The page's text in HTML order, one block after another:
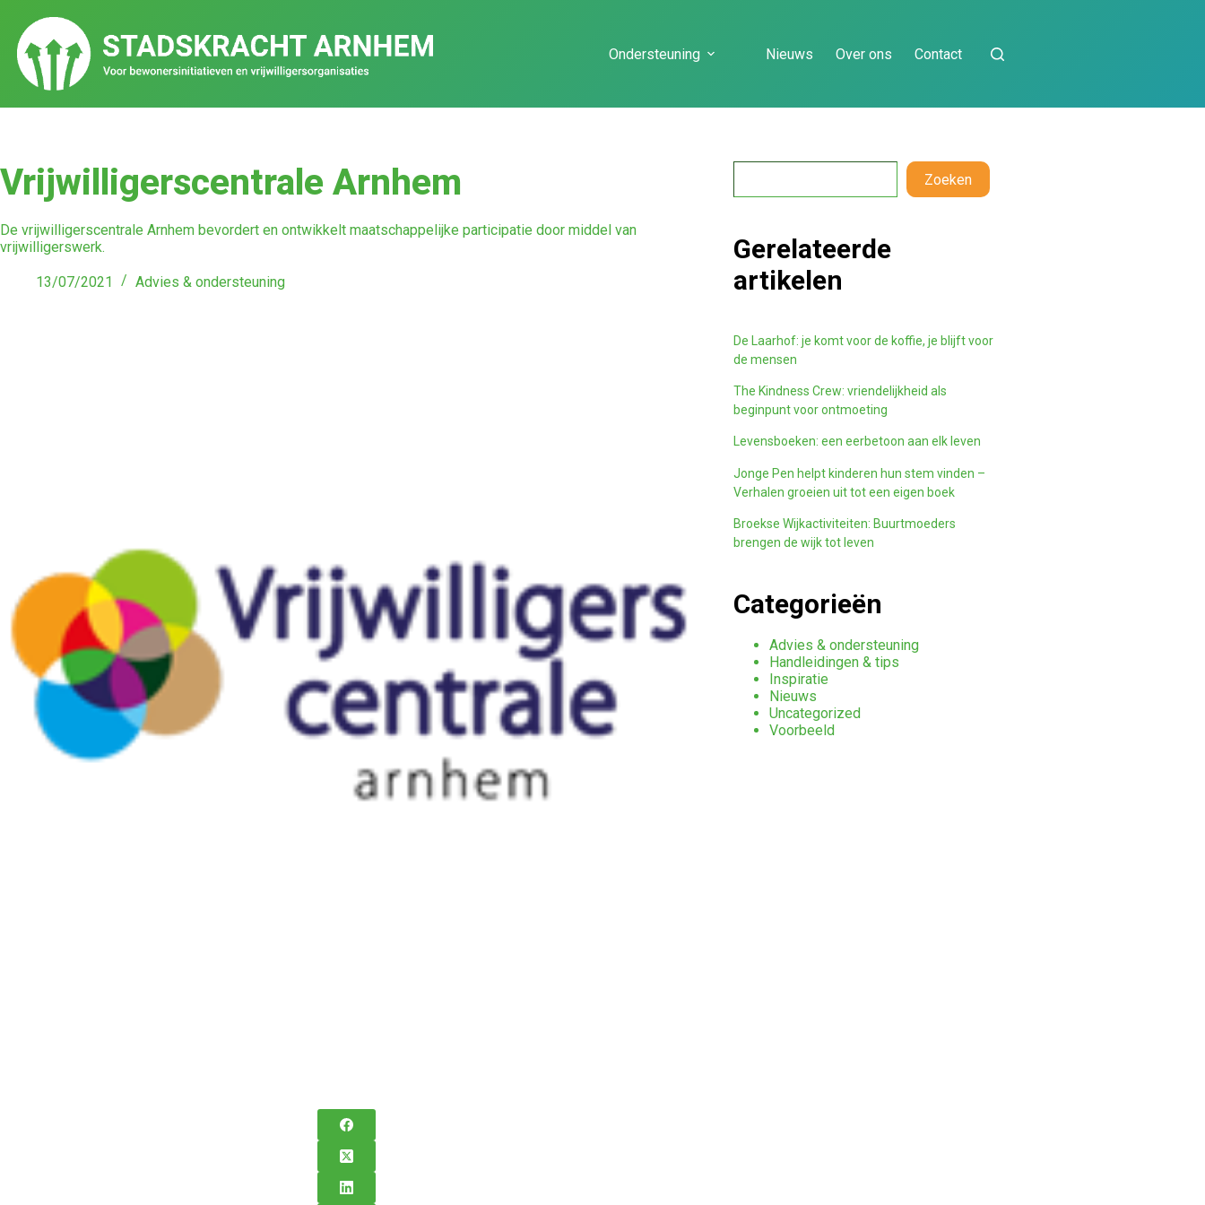
Ondersteuning Nieuws Over ons Contact
Vrijwilligerscentrale Arnhem
De vrijwilligerscentrale Arnhem bevordert en ontwikkelt maatschappelijke participatie door middel van
vrijwilligerswerk.
13/07/2021 Advies & ondersteuning
Zoeken
Gerelateerde
artikelen
De Laarhof: je komt voor de koffie, je blijft voor
de mensen
The Kindness Crew: vriendelijkheid als
beginpunt voor ontmoeting
Levensboeken: een eerbetoon aan elk leven
Jonge Pen helpt kinderen hun stem vinden –
Verhalen groeien uit tot een eigen boek
Broekse Wijkactiviteiten: Buurtmoeders
brengen de wijk tot leven
Categorieën
Advies & ondersteuning
Handleidingen & tips
Inspiratie
Nieuws
Uncategorized
Voorbeeld